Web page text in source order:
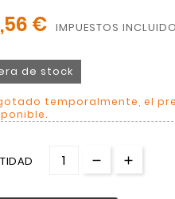
€ IMPUESTOS
de stock
temporalmente, el